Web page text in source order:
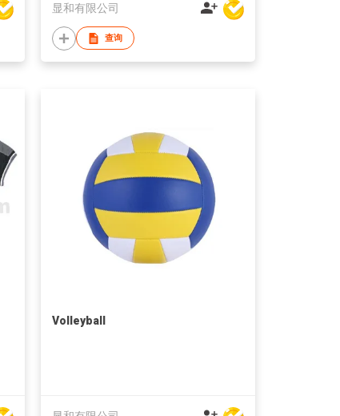
显和有限公司
查询
Volleyball